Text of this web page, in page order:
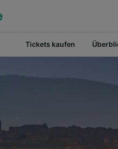
Tickets kaufen